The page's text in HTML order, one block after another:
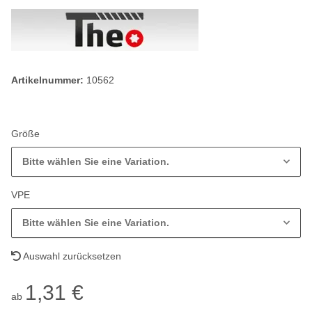
Artikelnummer: 10562
Größe
Bitte wählen Sie eine Variation.
VPE
Bitte wählen Sie eine Variation.
Auswahl zurücksetzen
ab 1,31 €